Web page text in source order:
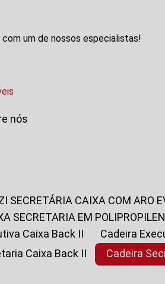
um de nossos especialistas!
nós
SECRETÁRIA CAIXA COM ARO
SECRETARIA EM
Caixa Back II
Cadeira
Caixa Back II
Cadeira